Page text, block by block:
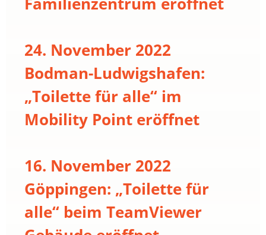
24. November 2022
Bodman-Ludwigshafen:
„Toilette für alle“ im
Mobility Point eröffnet
16. November 2022
Göppingen: „Toilette für
alle“ beim TeamViewer